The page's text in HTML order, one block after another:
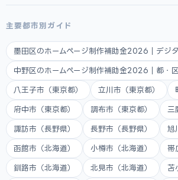
主要都市別ガイド
墨田区のホームページ制作補助金2026｜デジ
中野区のホームページ制作補助金2026｜都・
八王子市（東京都） 立川市（東京都）
府中市（東京都） 調布市（東京都） 三
諏訪市（長野県） 長野市（長野県） 旭
函館市（北海道） 小樽市（北海道） 帯
釧路市（北海道） 北見市（北海道） 苫